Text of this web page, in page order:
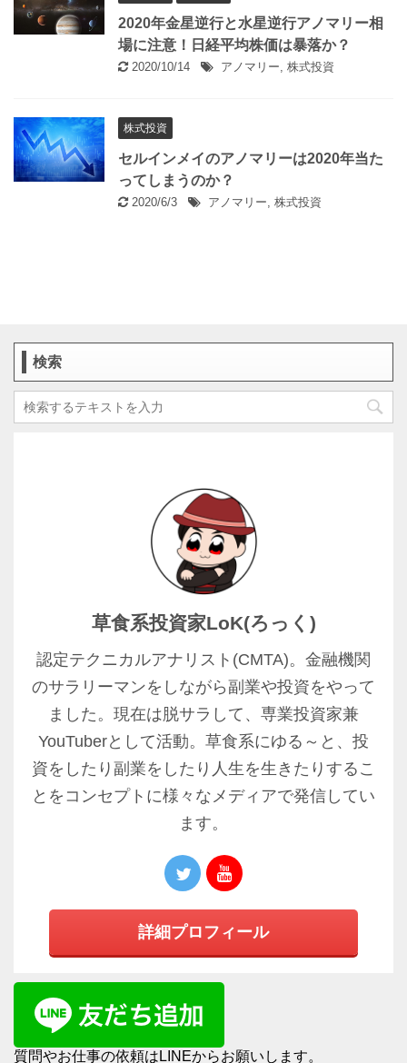
2020年金星逆行と水星逆行アノマリー相
場に注意！日経平均株価は暴落か？
2020/10/14 アノマリー, 株式投資
株式投資
セルインメイのアノマリーは2020年当た
ってしまうのか？
2020/6/3 アノマリー, 株式投資
検索
草食系投資家LoK(ろっく)
認定テクニカルアナリスト(CMTA)。金融機関
のサラリーマンをしながら副業や投資をやって
ました。現在は脱サラして、専業投資家兼
YouTuberとして活動。草食系にゆる～と、投
資をしたり副業をしたり人生を生きたりするこ
とをコンセプトに様々なメディアで発信してい
ます。
詳細プロフィール
質問やお仕事の依頼はLINEからお願いします。